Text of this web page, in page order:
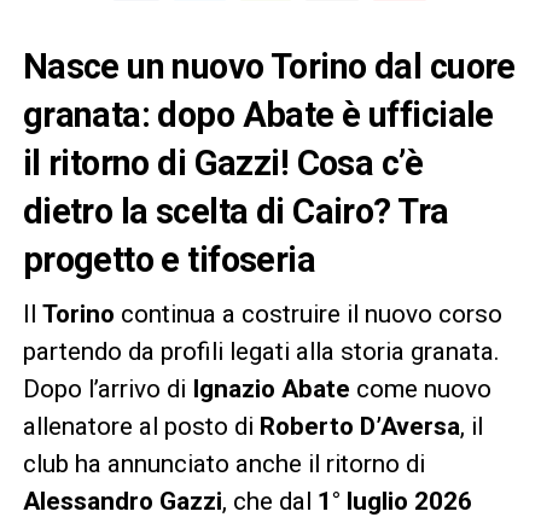
Nasce un nuovo Torino dal cuore
granata: dopo Abate è ufficiale
il ritorno di Gazzi! Cosa c’è
dietro la scelta di Cairo? Tra
progetto e tifoseria
Torino continua a costruire il nuovo corso
partendo da profili legati alla storia granata.
Dopo l’arrivo di Ignazio Abate come nuovo
allenatore al posto di Roberto D’Aversa, il
club ha annunciato anche il ritorno di
Alessandro Gazzi, che dal 1° luglio 2026